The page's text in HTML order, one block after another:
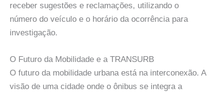
receber sugestões e reclamações, utilizando o
número do veículo e o horário da ocorrência para
investigação.
O Futuro da Mobilidade e a TRANSURB
O futuro da mobilidade urbana está na interconexão. A
visão de uma cidade onde o ônibus se integra a